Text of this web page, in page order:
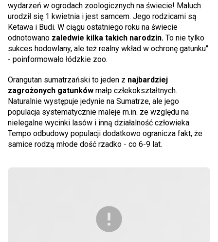
wydarzeń w ogrodach zoologicznych na świecie! Maluch
urodził się 1 kwietnia i jest samcem. Jego rodzicami są
Ketawa i Budi. W ciągu ostatniego roku na świecie
odnotowano zaledwie kilka takich narodzin. To nie tylko
sukces hodowlany, ale też realny wkład w ochronę gatunku"
- poinformowało łódzkie zoo.
Orangutan sumatrzański to jeden z najbardziej
zagrożonych gatunków małp człekokształtnych.
Naturalnie występuje jedynie na Sumatrze, ale jego
populacja systematycznie maleje m.in. ze względu na
nielegalne wycinki lasów i inną działalność człowieka.
Tempo odbudowy populacji dodatkowo ogranicza fakt, że
samice rodzą młode dość rzadko - co 6-9 lat.